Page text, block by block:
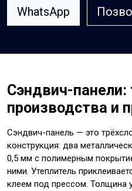
WhatsApp
Сэндвич-панели:
производства и
Сэндвич-панель — это
конструкция: два
0,5 мм с полимерным
ними. Утеплитель
клеем под прессом. Толщина